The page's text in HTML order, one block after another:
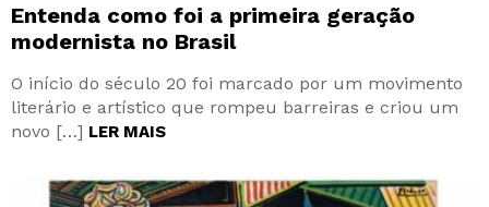
Entenda como foi a primeira geração
modernista no Brasil
O início do século 20 foi marcado por um movimento
literário e artístico que rompeu barreiras e criou um
novo […] LER MAIS